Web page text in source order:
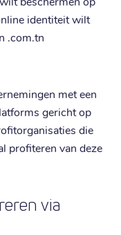
identiteit wilt
.com.tn
met een
gericht op
die
profiteren van deze
via